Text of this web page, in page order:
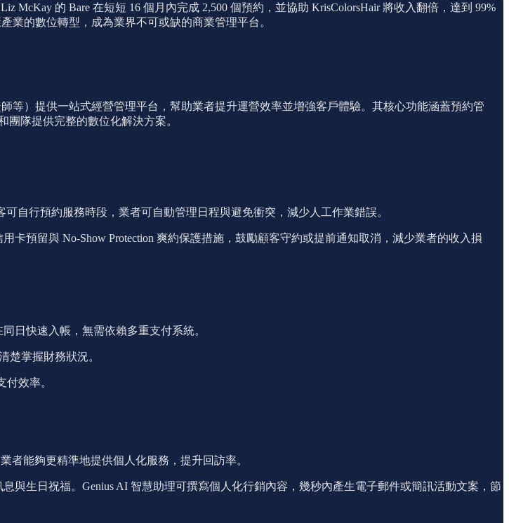
的 Bare 在短短 16 個月內完成 2,500 個預約，並協助 KrisColorsHair 將收入翻倍，達到 99%
業的數位轉型，成為業界不可或缺的商業管理平台。
等）提供一站式經營管理平台，幫助業者提升運營效率並增強客戶體驗。其核心功能涵蓋預約管
隊提供完整的數位化解決方案。
可自行預約服務時段，業者可自動管理日程與避免衝突，減少人工作業錯誤。
卡預留與 No-Show Protection 爽約保護措施，鼓勵顧客守約或提前通知取消，減少業者的收入損
日快速入帳，無需依賴多重支付系統。
楚掌握財務狀況。
付效率。
者能夠更精準地提供個人化服務，提升回訪率。
與生日祝福。Genius AI 智慧助理可撰寫個人化行銷內容，幾秒內產生電子郵件或簡訊活動文案，節